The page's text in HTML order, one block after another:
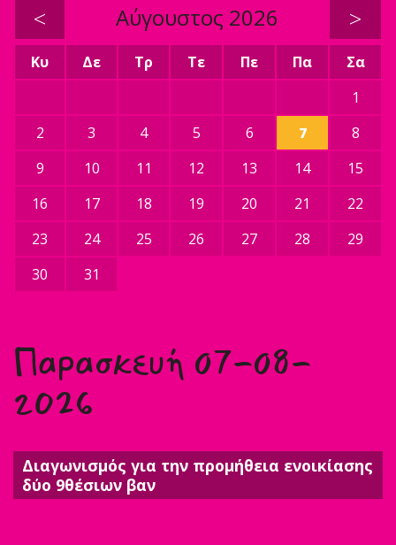
< Αύγουστος 2026 >
Κυ Δε Τρ Τε Πε Πα
Σα
1
2
3 4 5 6 7
8
9
10 11 12 13 14
15
16
17 18 19 20 21
22
23
24 25 26 27 28
29
30
31
Παρασκευή 07-08-
2026
Διαγωνισμός για την προμήθεια ενοικίασης
δύο 9θέσιων βαν